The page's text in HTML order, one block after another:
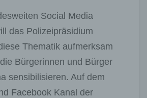
Social Media
das Polizeipräsidium
Thematik aufmerksam
Bürgerinnen und Bürger
sensibilisieren. Auf dem
Facebook Kanal der